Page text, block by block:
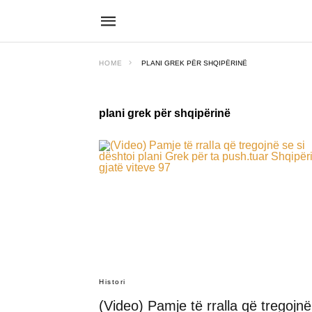
HOME PLANI GREK PËR SHQIPËRINË
plani grek për shqipërinë
Histori
(Video) Pamje të rralla që